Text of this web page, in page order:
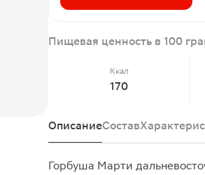
Пищевая ценность в 100
Ккал
170
ОписаниеСостав
Горбуша Марти